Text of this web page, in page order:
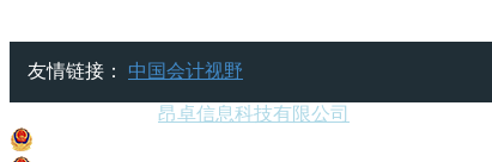
友情链接： 中国会计视野
昂卓信息科技有限公司